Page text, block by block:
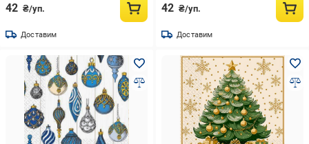
42 ₴/уп.
Доставим
42 ₴/уп.
Доставим